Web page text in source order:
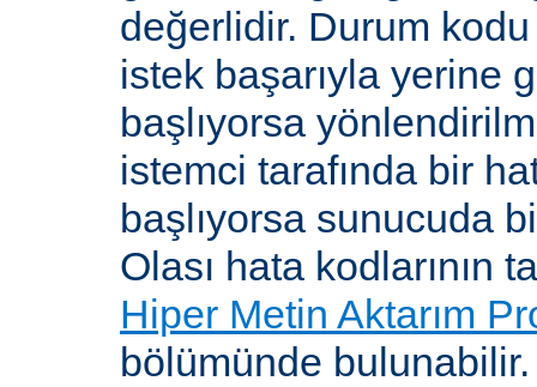
değerlidir. Durum
istek başarıyla yerine
başlıyorsa
istemci tarafında bir
başlıyorsa sunucuda
Olası hata kodlarının
Hiper Metin Aktarım
bölümünde bulunabilir.